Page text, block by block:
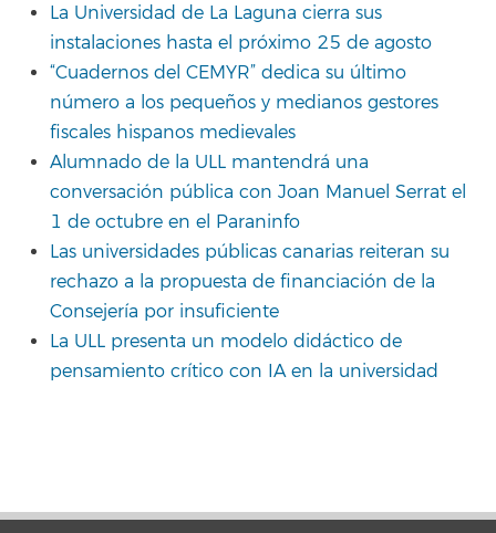
La Universidad de La Laguna cierra sus
instalaciones hasta el próximo 25 de agosto
“Cuadernos del CEMYR” dedica su último
número a los pequeños y medianos gestores
fiscales hispanos medievales
Alumnado de la ULL mantendrá una
conversación pública con Joan Manuel Serrat el
1 de octubre en el Paraninfo
Las universidades públicas canarias reiteran su
rechazo a la propuesta de financiación de la
Consejería por insuficiente
La ULL presenta un modelo didáctico de
pensamiento crítico con IA en la universidad